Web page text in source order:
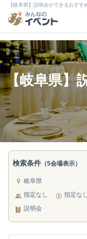
【岐阜県】説明会ができるおす
【岐阜県】
検索条件 （5会場表示）
岐阜県
指定なし
指定なし
説明会